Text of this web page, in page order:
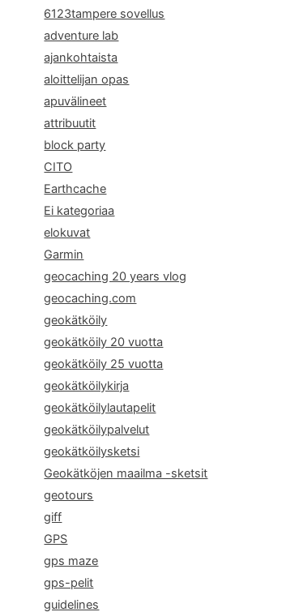
6123tampere sovellus
adventure lab
ajankohtaista
aloittelijan opas
apuvälineet
attribuutit
block party
CITO
Earthcache
Ei kategoriaa
elokuvat
Garmin
geocaching 20 years vlog
geocaching.com
geokätköily
geokätköily 20 vuotta
geokätköily 25 vuotta
geokätköilykirja
geokätköilylautapelit
geokätköilypalvelut
geokätköilysketsi
Geokätköjen maailma -sketsit
geotours
giff
GPS
gps maze
gps-pelit
guidelines